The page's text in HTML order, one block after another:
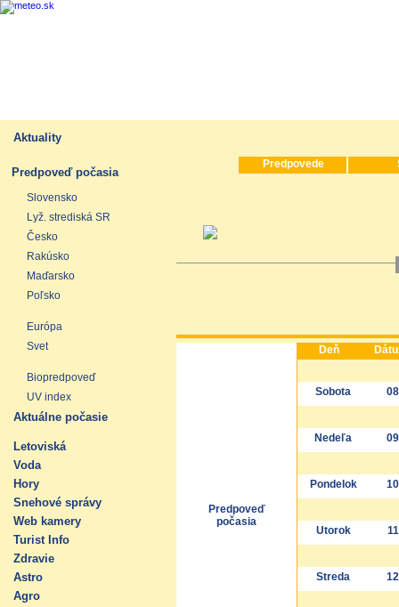
Aktuality
Predpoveď počasia
Slovensko
Lyž. strediská SR
Česko
Rakúsko
Maďarsko
Poľsko
Európa
Svet
Biopredpoveď
UV index
Aktuálne počasie
Letoviská
Voda
Hory
Snehové správy
Web kamery
Turist Info
Zdravie
Astro
Agro
Predpovede
Predpoveď
počasia
Deň
Sobota
Nedeľa
Pondelok
Utorok
Streda